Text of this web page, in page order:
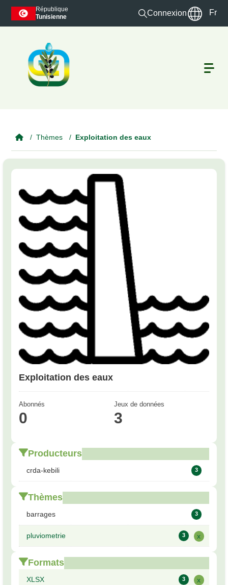
Skip to main content
République
Tunisienne
Connexion Fr
Thèmes Exploitation des eaux
Exploitation des eaux
Abonnés
0
Jeux de données
3
Producteurs
crda-kebili 3
Thèmes
barrages 3
pluviometrie 3 x
Formats
XLSX 3 x